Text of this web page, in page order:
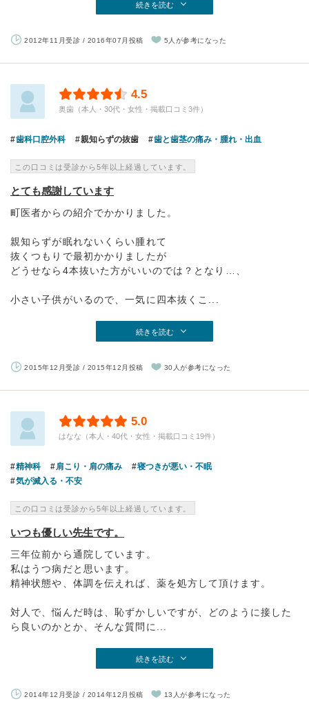
続きを読む
2012年11月受診 / 2016年07月投稿 5人が参考になった
4.5
奥歯（本人・30代・女性・掲載口コミ3件）
歯科口腔外科 親知らずの抜歯 歯と歯茎の痛み・腫れ・出血
この口コミは受診から5年以上経過しています。
とても感謝しています
町医者からの紹介でかかりました。
親知らずが眠れないくらい腫れて
抜くつもりで最初かかりましたが
どうせなら4本抜いた方がいいのでは？となり…、
小さい子供がいるので、一気に四本抜くこ...
続きを読む
2015年12月受診 / 2015年12月投稿 30人が参考になった
5.0
はなな（本人・40代・女性・掲載口コミ19件）
精神科 肩こり・肩の痛み
寝つきが悪い・不眠
気が滅入る・不安
この口コミは受診から5年以上経過しています。
いつも優しい先生です。
三年位前から通院しています。
私はうつ病だと思います。
精神状態や、体調を伝えれば、薬を処方して頂けます。
対人で、悩んだ時は、恥ずかしいですが、どのように接した
ら良いのかとか、そんな質問に...
続きを読む
2014年12月受診 / 2014年12月投稿 13人が参考になった